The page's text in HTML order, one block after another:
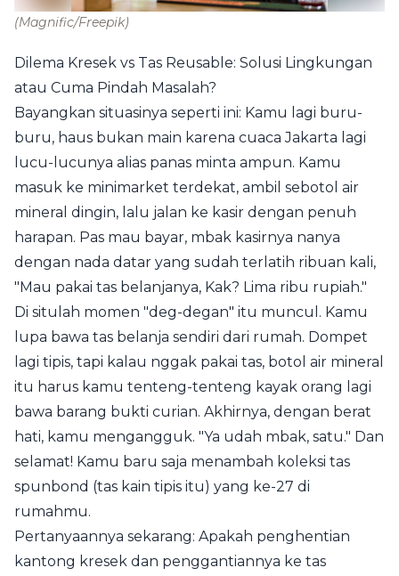
(Magnific/Freepik)
Dilema Kresek vs Tas Reusable: Solusi Lingkungan
atau Cuma Pindah Masalah?
Bayangkan situasinya seperti ini: Kamu lagi buru-
buru, haus bukan main karena cuaca Jakarta lagi
lucu-lucunya alias panas minta ampun. Kamu
masuk ke minimarket terdekat, ambil sebotol air
mineral dingin, lalu jalan ke kasir dengan penuh
harapan. Pas mau bayar, mbak kasirnya nanya
dengan nada datar yang sudah terlatih ribuan kali,
"Mau pakai tas belanjanya, Kak? Lima ribu rupiah."
Di situlah momen "deg-degan" itu muncul. Kamu
lupa bawa tas belanja sendiri dari rumah. Dompet
lagi tipis, tapi kalau nggak pakai tas, botol air mineral
itu harus kamu tenteng-tenteng kayak orang lagi
bawa barang bukti curian. Akhirnya, dengan berat
hati, kamu mengangguk. "Ya udah mbak, satu." Dan
selamat! Kamu baru saja menambah koleksi tas
spunbond (tas kain tipis itu) yang ke-27 di
rumahmu.
Pertanyaannya sekarang: Apakah penghentian
kantong kresek dan penggantiannya ke tas